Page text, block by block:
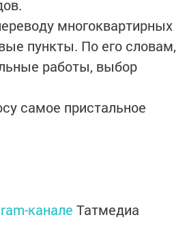
многоквартирных
пункты. По его словам,
работы, выбор
самое пристальное
канале Татмедиа